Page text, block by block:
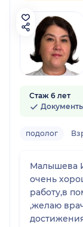
Стаж 6 лет
подолог
Малышева
очень
работу,в
,желаю